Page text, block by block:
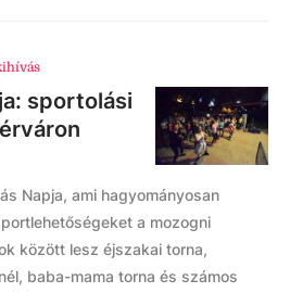
sportolási
Napja, ami hagyományosan
a mozogni
között lesz éjszakai torna,
baba-mama torna és számos